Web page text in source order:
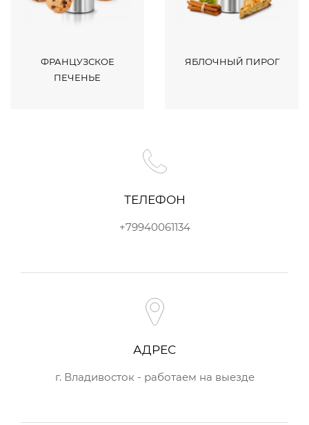
ФРАНЦУЗСКОЕ
ПЕЧЕНЬЕ
ЯБЛОЧНЫЙ ПИРОГ
ТЕЛЕФОН
+79940061134
АДРЕС
г. Владивосток - работаем на выезде